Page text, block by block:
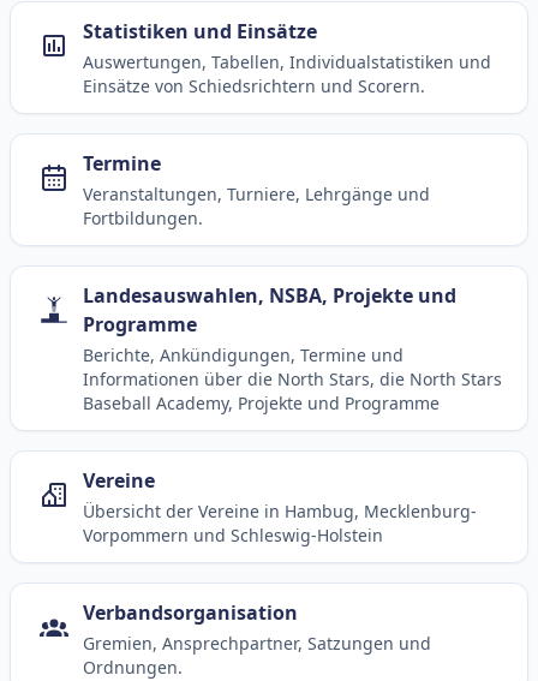
Statistiken und Einsätze
Auswertungen, Tabellen, Individualstatistiken und
Einsätze von Schiedsrichtern und Scorern.
Termine
Veranstaltungen, Turniere, Lehrgänge und
Fortbildungen.
Landesauswahlen, NSBA, Projekte und
Programme
Berichte, Ankündigungen, Termine und
Informationen über die North Stars, die North Stars
Baseball Academy, Projekte und Programme
Vereine
Übersicht der Vereine in Hambug, Mecklenburg-
Vorpommern und Schleswig-Holstein
Verbandsorganisation
Gremien, Ansprechpartner, Satzungen und
Ordnungen.